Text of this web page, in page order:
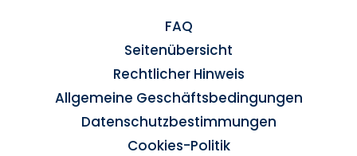
FAQ
Seitenübersicht
Rechtlicher Hinweis
Allgemeine Geschäftsbedingungen
Datenschutzbestimmungen
Cookies-Politik